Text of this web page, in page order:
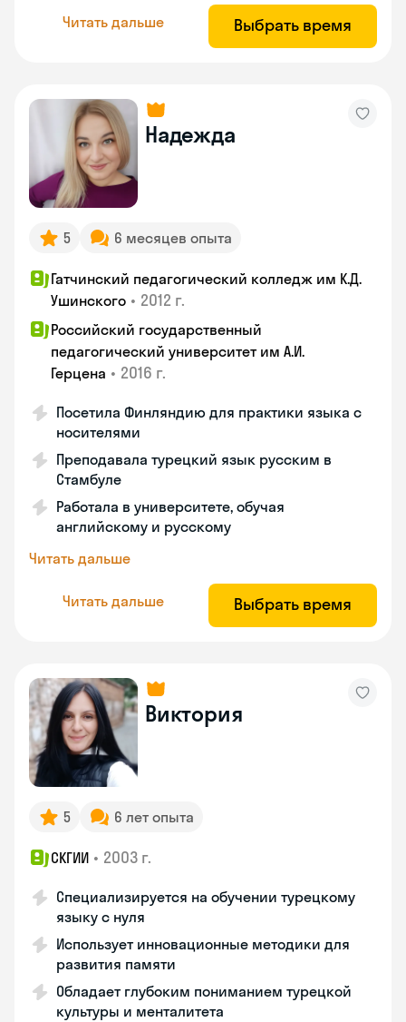
Читать дальше Выбрать время
Надежда
5 6 месяцев опыта
Гатчинский педагогический колледж им К.Д.
Ушинского • 2012 г.
Российский государственный
педагогический университет им А.И.
Герцена • 2016 г.
Посетила Финляндию для практики языка с
носителями
Преподавала турецкий язык русским в
Стамбуле
Работала в университете, обучая
английскому и русскому
Читать дальше
Читать дальше Выбрать время
Виктория
5 6 лет опыта
СКГИИ • 2003 г.
Специализируется на обучении турецкому
языку с нуля
Использует инновационные методики для
развития памяти
Обладает глубоким пониманием турецкой
культуры и менталитета